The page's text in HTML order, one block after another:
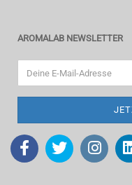
AROMALAB NEWSLETTER